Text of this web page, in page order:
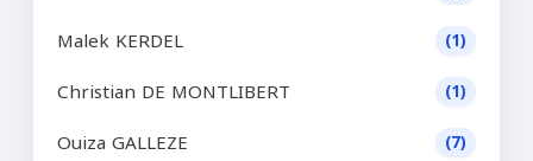
Malek KERDEL (1)
Christian DE MONTLIBERT (1)
Ouiza GALLEZE (7)